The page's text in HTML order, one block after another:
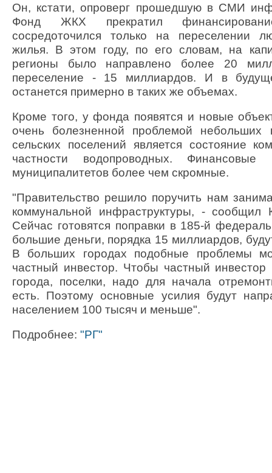
Он, кстати, опроверг прошедшую в СМИ
Фонд ЖКХ прекратил
сосредоточился только на переселении
жилья. В этом году, по его словам, на
регионы было направлено более 20
переселение - 15 миллиардов. И в
останется примерно в таких же объемах.
Кроме того, у фонда появятся и новые
очень болезненной проблемой небольших
сельских поселений является состояние
частности водопроводных. Финансовые
муниципалитетов более чем скромные.
"Правительство решило поручить нам
коммунальной инфраструктуры, - сообщил
Сейчас готовятся поправки в 185-й
большие деньги, порядка 15 миллиардов,
В больших городах подобные проблемы
частный инвестор. Чтобы частный
города, поселки, надо для начала
есть. Поэтому основные усилия будут
населением 100 тысяч и меньше".
Подробнее: "РГ"